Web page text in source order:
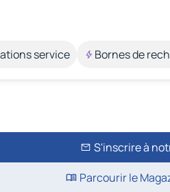
service Bornes de
S'inscrire à
Parcourir le